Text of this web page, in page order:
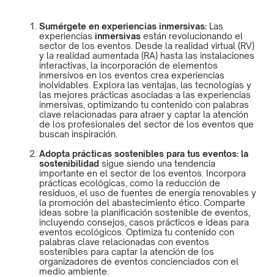
Sumérgete en experiencias inmersivas: Las
experiencias inmersivas están revolucionando el
sector de los eventos. Desde la realidad virtual (RV)
y la realidad aumentada (RA) hasta las instalaciones
interactivas, la incorporación de elementos
inmersivos en los eventos crea experiencias
inolvidables. Explora las ventajas, las tecnologías y
las mejores prácticas asociadas a las experiencias
inmersivas, optimizando tu contenido con palabras
clave relacionadas para atraer y captar la atención
de los profesionales del sector de los eventos que
buscan inspiración.
Adopta prácticas sostenibles para tus eventos: la
sostenibilidad sigue siendo una tendencia
importante en el sector de los eventos. Incorpora
prácticas ecológicas, como la reducción de
residuos, el uso de fuentes de energía renovables y
la promoción del abastecimiento ético. Comparte
ideas sobre la planificación sostenible de eventos,
incluyendo consejos, casos prácticos e ideas para
eventos ecológicos. Optimiza tu contenido con
palabras clave relacionadas con eventos
sostenibles para captar la atención de los
organizadores de eventos concienciados con el
medio ambiente.